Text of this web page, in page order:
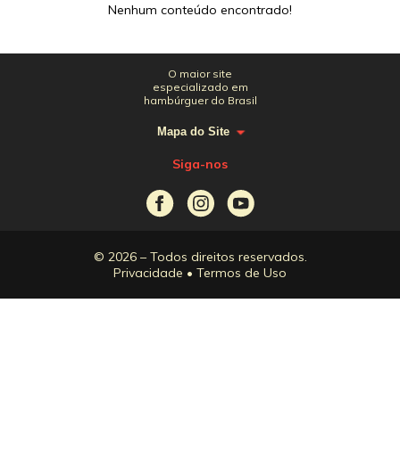
Nenhum conteúdo encontrado!
O maior site
especializado em
hambúrguer do Brasil
Mapa do Site
Siga-nos
© 2026 – Todos direitos reservados.
Privacidade • Termos de Uso